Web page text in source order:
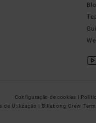
Configuração de cookies |
de Utilizaçâo | Billabong Crew